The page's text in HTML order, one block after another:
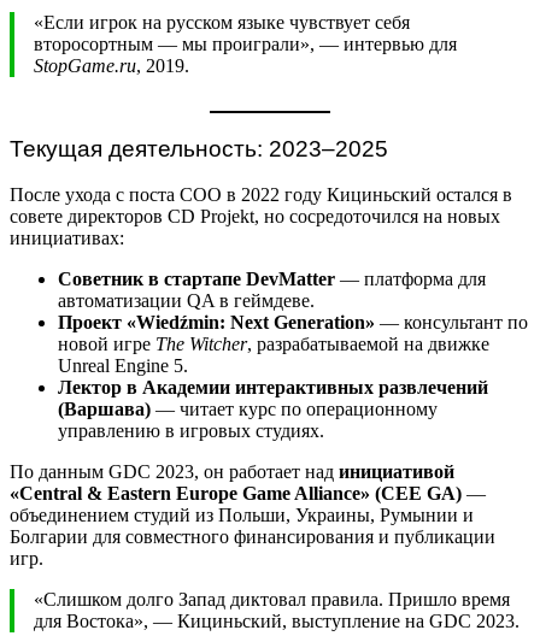
«Если игрок на русском языке чувствует себя
второсортным — мы проиграли», — интервью для
StopGame.ru, 2019.
Текущая деятельность: 2023–2025
После ухода с поста COO в 2022 году Кициньский остался в
совете директоров CD Projekt, но сосредоточился на новых
инициативах:
Советник в стартапе DevMatter — платформа для
автоматизации QA в геймдеве.
Проект «Wiedźmin: Next Generation» — консультант по
новой игре The Witcher, разрабатываемой на движке
Unreal Engine 5.
Лектор в Академии интерактивных развлечений
(Варшава) — читает курс по операционному
управлению в игровых студиях.
По данным GDC 2023, он работает над инициативой
«Central & Eastern Europe Game Alliance» (CEE GA) —
объединением студий из Польши, Украины, Румынии и
Болгарии для совместного финансирования и публикации
игр.
«Слишком долго Запад диктовал правила. Пришло время
для Востока», — Кициньский, выступление на GDC 2023.